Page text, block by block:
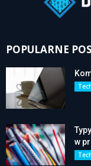
POPULARNE
w